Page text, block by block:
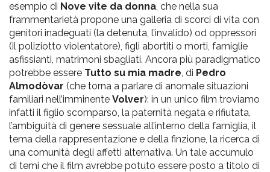
esempio di Nove vite da donna, che nella sua
frammentarietà propone una galleria di scorci di vita con
genitori inadeguati (la detenuta, l’invalido) od oppressori
(il poliziotto violentatore), figli abortiti o morti, famiglie
asfissianti, matrimoni sbagliati. Ancora più paradigmatico
potrebbe essere Tutto su mia madre, di Pedro
Almodòvar (che torna a parlare di anomale situazioni
familiari nell’imminente Volver): in un unico film troviamo
infatti il figlio scomparso, la paternità negata e rifiutata,
l’ambiguità di genere sessuale all’interno della famiglia, il
tema della rappresentazione e della finzione, la ricerca di
una comunità degli affetti alternativa. Un tale accumulo
di temi che il film avrebbe potuto essere posto a titolo di